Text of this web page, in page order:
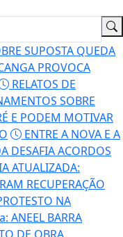
SUPOSTA QUEDA
PROVOCA
RELATOS DE
SOBRE
E PODEM MOTIVAR
ENTRE A NOVA E A
DESAFIA ACORDOS
ATUALIZADA:
RECUPERAÇÃO
NA
ANEEL BARRA